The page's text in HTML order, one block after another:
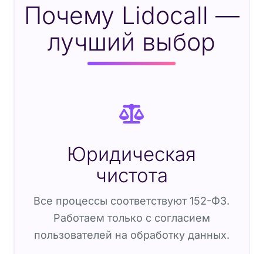
Почему Lidocall —
лучший выбор
Юридическая
чистота
Все процессы соответствуют 152-ФЗ.
Работаем только с согласием
пользователей на обработку данных.